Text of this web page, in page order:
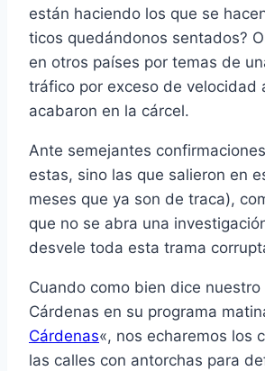
están haciendo los que se
ticos quedándonos sentados?
en otros paí­ses por temas de
tráfico por exceso de velocidad
acabaron en la cárcel.
Ante semejantes
estas, sino las que salieron en
meses que ya son de traca),
que no se abra una
desvele toda esta trama
Cuando como bien dice
Cárdenas en su programa
Cárdenas«, nos echaremos los
las calles con antorchas para